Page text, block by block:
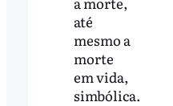
até
mesmo a
morte
em vida,
simbólica.